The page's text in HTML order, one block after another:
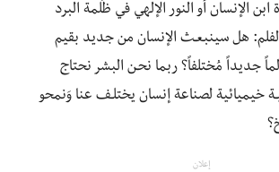
ابن الإنسان أو النور الإلهي في ظُلمة البرد
هل سينبعـث الإنسان من جديد بقيم
جديداً مُختلفاً؟ ربما نحـن البشر نحتاج
خيميائية لصناعة إنسان يختلـف عنا وَنمحو
إعلان